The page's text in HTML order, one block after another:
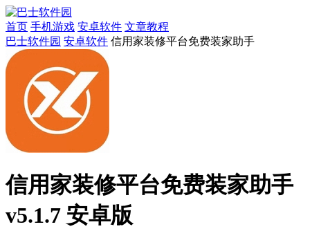
首页 手机游戏 安卓软件 文章教程
巴士软件园 安卓软件 信用家装修平台免费装家助手
信用家装修平台免费装家助手
v5.1.7 安卓版